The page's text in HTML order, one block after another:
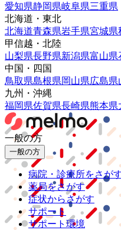
愛知県静岡県岐阜県三重県
北海道・東北
北海道青森県岩手県宮城県
甲信越・北陸
山梨県長野県新潟県富山県
中国・四国
鳥取県島根県岡山県広島県
九州・沖縄
福岡県佐賀県長崎県熊本県
一般の方
一般の方
病院・診療所をさが
薬局をさがす
症状からさがす
サポート
サポート環境